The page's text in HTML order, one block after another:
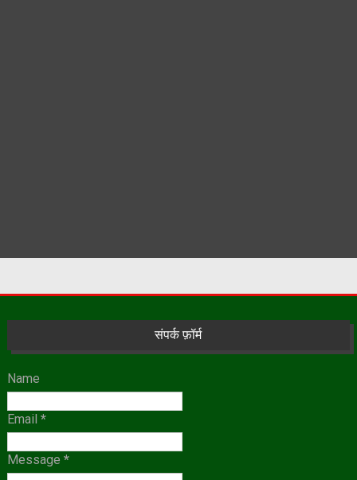
संपर्क फ़ॉर्म
Name
Email *
Message *